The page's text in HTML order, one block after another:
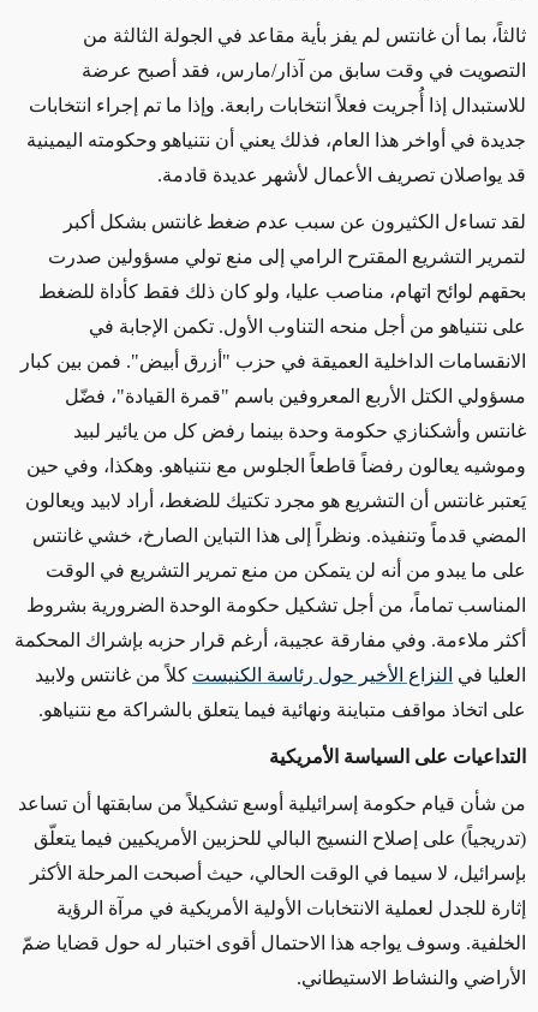
ثالثاً، بما أن غانتس لم يفز بأية مقاعد في الجولة الثالثة من
التصويت في وقت سابق من آذار/مارس، فقد أصبح عرضة
للاستبدال إذا أُجريت فعلاً انتخابات رابعة. وإذا ما تم إجراء انتخابات
جديدة في أواخر هذا العام، فذلك يعني أن نتنياهو وحكومته اليمينية
قد يواصلان تصريف الأعمال لأشهر عديدة قادمة.
لقد تساءل الكثيرون عن سبب عدم ضغط غانتس بشكل أكبر
لتمرير التشريع المقترح الرامي إلى منع تولي مسؤولين صدرت
بحقهم لوائح اتهام، مناصب عليا، ولو كان ذلك فقط كأداة للضغط
على نتنياهو من أجل منحه التناوب الأول. تكمن الإجابة في
الانقسامات الداخلية العميقة في حزب "أزرق أبيض". فمن بين كبار
مسؤولي الكتل الأربع المعروفين باسم "قمرة القيادة"، فضّل
غانتس وأشكنازي حكومة وحدة بينما رفض كل من يائير لبيد
وموشيه يعالون رفضاً قاطعاً الجلوس مع نتنياهو. وهكذا، وفي حين
يَعتبر غانتس أن التشريع هو مجرد تكتيك للضغط، أراد لابيد ويعالون
المضي قدماً وتنفيذه. ونظراً إلى هذا التباين الصارخ، خشي غانتس
على ما يبدو من أنه لن يتمكن من منع تمرير التشريع في الوقت
المناسب تماماً، من أجل تشكيل حكومة الوحدة الضرورية بشروط
أكثر ملاءمة. وفي مفارقة عجيبة، أرغم قرار حزبه بإشراك المحكمة
العليا في النزاع الأخير حول رئاسة الكنيست كلاً من غانتس ولابيد
على اتخاذ مواقف متباينة ونهائية فيما يتعلق بالشراكة مع نتنياهو.
التداعيات على السياسة الأمريكية
من شأن قيام حكومة إسرائيلية أوسع تشكيلاً من سابقتها أن تساعد
(تدريجياً) على إصلاح النسيج البالي للحزبين الأمريكيين فيما يتعلّق
بإسرائيل، لا سيما في الوقت الحالي، حيث أصبحت المرحلة الأكثر
إثارة للجدل لعملية الانتخابات الأولية الأمريكية في مرآة الرؤية
الخلفية. وسوف يواجه هذا الاحتمال أقوى اختبار له حول قضايا ضمّ
الأراضي والنشاط الاستيطاني.